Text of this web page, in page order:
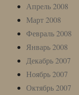
Апрель 2008
Март 2008
Февраль 2008
Январь 2008
Декабрь 2007
Ноябрь 2007
Октябрь 2007